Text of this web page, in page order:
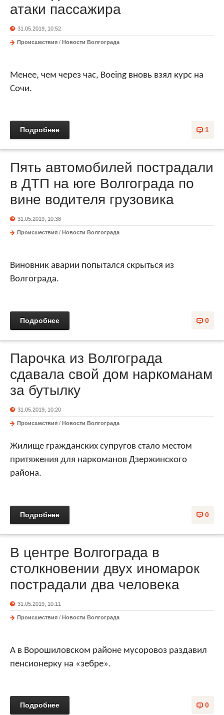
атаки пассажира
31.05.2019, 10:52
Происшествия / Новости Волгограда
Менее, чем через час, Boeing вновь взял курс на
Сочи.
1
Подробнее
Пять автомобилей пострадали
в ДТП на юге Волгограда по
вине водителя грузовика
31.05.2019, 10:38
Происшествия / Новости Волгограда
Виновник аварии попытался скрыться из
Волгограда.
0
Подробнее
Парочка из Волгограда
сдавала свой дом наркоманам
за бутылку
31.05.2019, 10:20
Происшествия / Новости Волгограда
Жилище гражданских супругов стало местом
притяжения для наркоманов Дзержинского
района.
0
Подробнее
В центре Волгограда в
столкновении двух иномарок
пострадали два человека
31.05.2019, 10:11
Происшествия / Новости Волгограда
А в Ворошиловском районе мусоровоз раздавил
пенсионерку на «зебре».
0
Подробнее